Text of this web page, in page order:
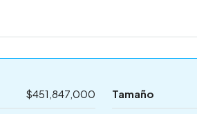
$451,847,000 Tamaño